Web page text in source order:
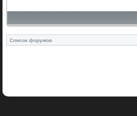
Список форумов